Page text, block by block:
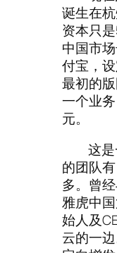
诞生在
资本只
中国市
付宝，
最初的
一个业
元。
这
的团队
多。曾
雅虎中
始人及
云的一